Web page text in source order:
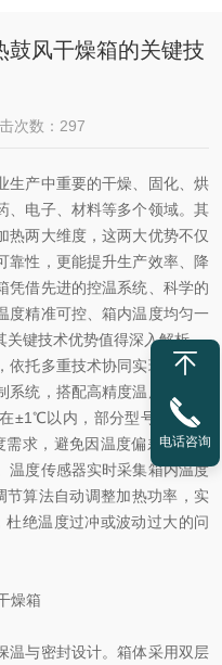
鼓风干燥箱的关键技
次数：297
生产中重要的干燥、固化、烘
、电子、材料等多个领域。其
热两大维度，这两大优势不仅
靠性，更能提升生产效率、降
凭借先进的控温系统、科学的
度精准可控、箱内温度均匀一
关键技术优势值得深入解析。
托多重技术协同实现温度精
统，搭配高精度温度传感器
±1℃以内，部分型号可达±0.
求，避免因温度偏差导致样
温度传感器实时采集箱内温度
算法自动调整加热功率，实
杜绝温度过冲或波动过大的问
与密封设计。箱体采用双层
电话咨询